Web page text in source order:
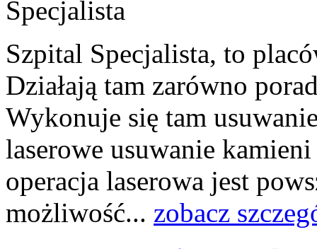
Szpital Specjalista, to
Działają tam zarówno
Wykonuje się tam
laserowe usuwanie
operacja laserowa jest
możliwość... zobacz